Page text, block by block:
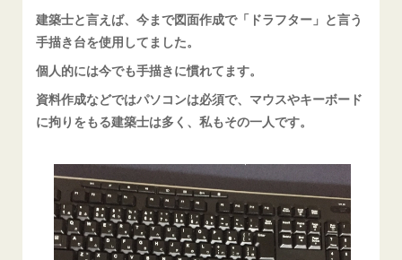
建築士と言えば、今まで図面作成で「ドラフター」と言う
手描き台を使用してました。
個人的には今でも手描きに慣れてます。
資料作成などではパソコンは必須で、マウスやキーボード
に拘りをもる建築士は多く、私もその一人です。